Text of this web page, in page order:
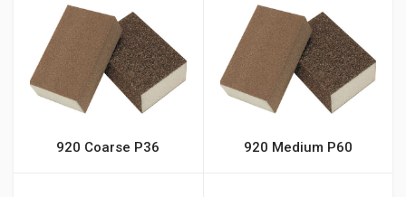
920 Coarse P36 920 Medium P60